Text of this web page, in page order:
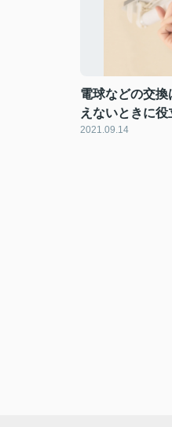
電球などの交
えないときに
2021.09.14